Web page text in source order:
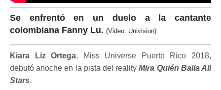
Se enfrentó en un duelo a la cantante
colombiana Fanny Lu. (Video: Univision)
Kiara Liz Ortega, Miss Universe Puerto Rico 2018,
debutó anoche en la pista del realityMira Quién Baila All
Stars.